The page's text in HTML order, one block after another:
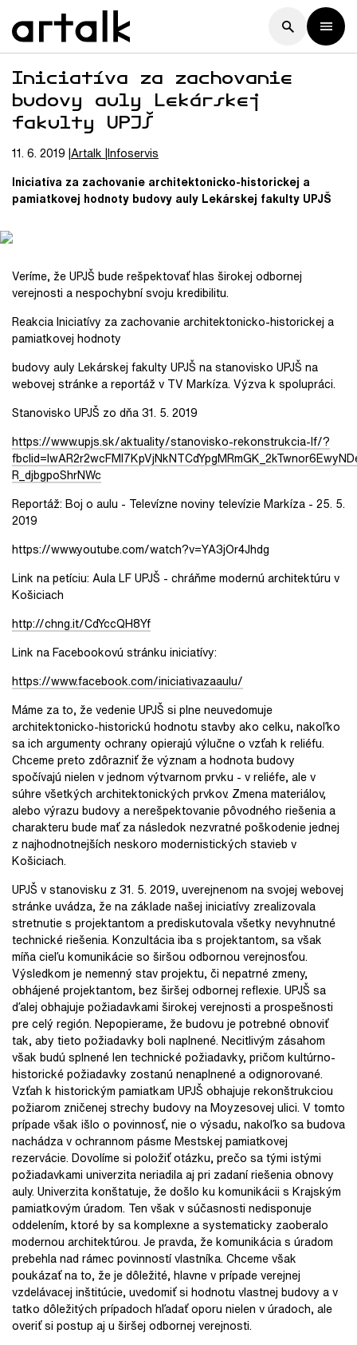
Iniciatíva za zachovanie
budovy auly Lekárskej
fakulty UPJŠ
11. 6. 2019 Artalk Infoservis
Iniciatíva za zachovanie architektonicko-historickej a
pamiatkovej hodnoty budovy auly Lekárskej fakulty UPJŠ
Veríme, že UPJŠ bude rešpektovať hlas širokej odbornej
verejnosti a nespochybní svoju kredibilitu.
Reakcia Iniciatívy za zachovanie architektonicko-historickej a
pamiatkovej hodnoty
budovy auly Lekárskej fakulty UPJŠ na stanovisko UPJŠ na
webovej stránke a reportáž v TV Markíza. Výzva k spolupráci.
Stanovisko UPJŠ zo dňa 31. 5. 2019
https://www.upjs.sk/aktuality/stanovisko-rekonstrukcia-lf/?
R_djbgpoShrNWc
Reportáž: Boj o aulu - Televízne noviny televízie Markíza - 25. 5.
2019
https://www.youtube.com/watch?v=YA3jOr4Jhdg
Link na petíciu: Aula LF UPJŠ - chráňme modernú architektúru v
Košiciach
http://chng.it/CdYccQH8Yf
Link na Facebookovú stránku iniciatívy:
https://www.facebook.com/iniciativazaaulu/
Máme za to, že vedenie UPJŠ si plne neuvedomuje
architektonicko-historickú hodnotu stavby ako celku, nakoľko
sa ich argumenty ochrany opierajú výlučne o vzťah k reliéfu.
Chceme preto zdôrazniť že význam a hodnota budovy
spočívajú nielen v jednom výtvarnom prvku - v reliéfe, ale v
súhre všetkých architektonických prvkov. Zmena materiálov,
alebo výrazu budovy a nerešpektovanie pôvodného riešenia a
charakteru bude mať za následok nezvratné poškodenie jednej
z najhodnotnejších neskoro modernistických stavieb v
Košiciach.
UPJŠ v stanovisku z 31. 5. 2019, uverejnenom na svojej webovej
stránke uvádza, že na základe našej iniciatívy zrealizovala
stretnutie s projektantom a prediskutovala všetky nevyhnutné
technické riešenia. Konzultácia iba s projektantom, sa však
míňa cieľu komunikácie so širšou odbornou verejnosťou.
Výsledkom je nemenný stav projektu, či nepatrné zmeny,
obhájené projektantom, bez širšej odbornej reflexie. UPJŠ sa
ďalej obhajuje požiadavkami širokej verejnosti a prospešnosti
pre celý región. Nepopierame, že budovu je potrebné obnoviť
tak, aby tieto požiadavky boli naplnené. Necitlivým zásahom
však budú splnené len technické požiadavky, pričom kultúrno-
historické požiadavky zostanú nenaplnené a odignorované.
Vzťah k historickým pamiatkam UPJŠ obhajuje rekonštrukciou
požiarom zničenej strechy budovy na Moyzesovej ulici. V tomto
prípade však išlo o povinnosť, nie o výsadu, nakoľko sa budova
nachádza v ochrannom pásme Mestskej pamiatkovej
rezervácie. Dovolíme si položiť otázku, prečo sa tými istými
požiadavkami univerzita neriadila aj pri zadaní riešenia obnovy
auly. Univerzita konštatuje, že došlo ku komunikácii s Krajským
pamiatkovým úradom. Ten však v súčasnosti nedisponuje
oddelením, ktoré by sa komplexne a systematicky zaoberalo
modernou architektúrou. Je pravda, že komunikácia s úradom
prebehla nad rámec povinností vlastníka. Chceme však
poukázať na to, že je dôležité, hlavne v prípade verejnej
vzdelávacej inštitúcie, uvedomiť si hodnotu vlastnej budovy a v
tatko dôležitých prípadoch hľadať oporu nielen v úradoch, ale
overiť si postup aj u širšej odbornej verejnosti.